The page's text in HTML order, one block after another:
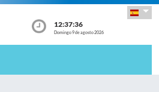
12:37:36
Domingo 9 de agosto 2026